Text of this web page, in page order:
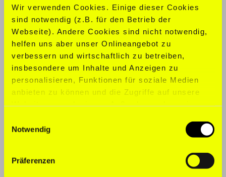
Wir verwenden Cookies. Einige dieser Cookies
sind notwendig (z.B. für den Betrieb der
Webseite). Andere Cookies sind nicht notwendig,
helfen uns aber unser Onlineangebot zu
verbessern und wirtschaftlich zu betreiben,
insbesondere um Inhalte und Anzeigen zu
personalisieren, Funktionen für soziale Medien
anbieten zu können und die Zugriffe auf unsere
Website an unsere Partner für soziale Medien,
Werbung und Analysen weiter. Unsere Partner
führen diese Informationen möglicherweise mit
weiteren Daten zusammen, die Sie ihnen
Notwendig
Präferenzen
SPORTARTEN: Boxen, Tanzen, Fitness,
Laufen, Surfen, Schwimmen, Tennis,
Yoga
SPRACHEN:Englisch, Französisch,
Deutsch